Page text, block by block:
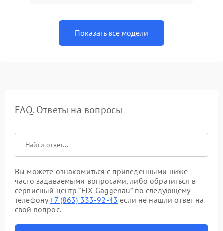
Показать все модели
FAQ. Ответы на вопросы
Вы можете ознакомиться с приведенными ниже
часто задаваемыми вопросами, либо обратиться в
сервисный центр “FIX-Gaggenau” по следующему
телефону+7 (863) 333-92-43 если не нашли ответ на
свой вопрос.